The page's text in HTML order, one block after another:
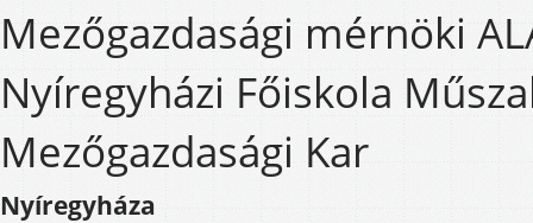
Mezőgazdasági mérnöki
Nyíregyházi Főiskola
Mezőgazdasági Kar
Nyíregyháza